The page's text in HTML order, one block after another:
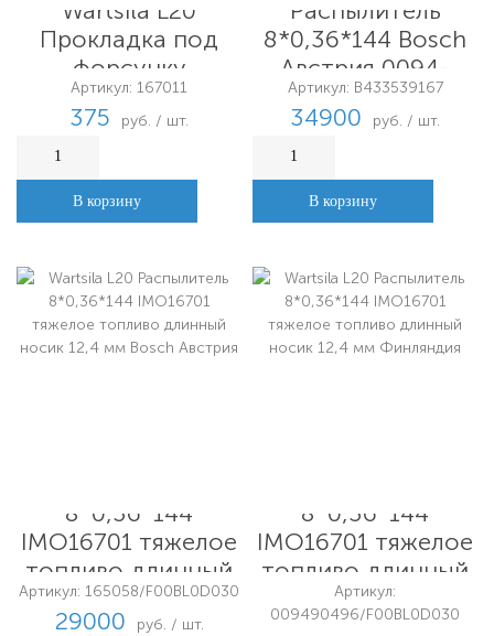
Wartsila L20
Прокладка под
форсунку
Артикул: 167011
375 руб. / шт.
В корзину
Распылитель
8*0,36*144 Bosch
Австрия 0094-
90303
Артикул: B433539167
34900 руб. / шт.
В корзину
8*0,36*144
IMO16701 тяжелое
топливо длинный
носик 12,4 мм
Bosch Австрия
Артикул: 165058/F00BL0D030
29000 руб. / шт.
8*0,36*144
IMO16701 тяжелое
топливо длинный
носик 12,4 мм
Финляндия
Артикул:
009490496/F00BL0D030